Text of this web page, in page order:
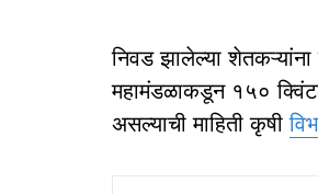
निवड झालेल्या
महामंडळाकडून १५०
असल्याची माहिती कृषी